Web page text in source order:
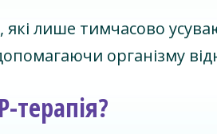
які лише тимчасово
організму
терапія?